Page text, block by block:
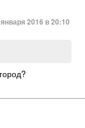
2016 в 20:10